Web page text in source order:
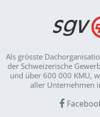
Als grösste
der Schweizerische
und über 600 000 KMU,
aller Unternehmen